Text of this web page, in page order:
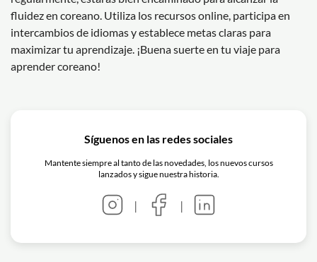
fluidez en coreano. Utiliza los recursos online, participa en
intercambios de idiomas y establece metas claras para
maximizar tu aprendizaje. ¡Buena suerte en tu viaje para
aprender coreano!
Síguenos en las redes sociales
Mantente siempre al tanto de las novedades, los nuevos cursos
lanzados y sigue nuestra historia.
| |